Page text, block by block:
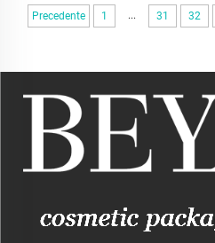
Precedente 1 ... 31 32